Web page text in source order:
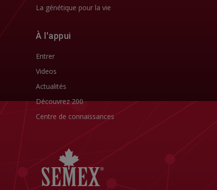
La génétique pour la vie
À l'appui
Entrer
Videos
Actualités
Découvrez 200
Centre de connaissances